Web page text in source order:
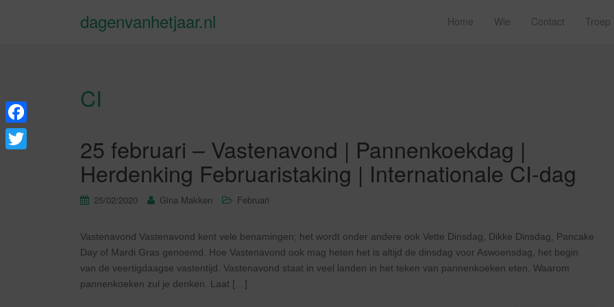
dagenvanhetjaar.nl Home Wie Contact Troep
CI
25 februari – Vastenavond | Pannenkoekdag |
Herdenking Februaristaking | Internationale CI-dag
25/02/2020 Gina Makken Februari
Vastenavond Vastenavond kent vele benamingen; het wordt onder andere ook Vette Dinsdag, Dikke Dinsdag, Pancake
Day of Mardi Gras genoemd. Hoe Vastenavond ook mag heten het is altijd de dinsdag voor Aswoensdag, het begin
van de veertigdaagse vastentijd. Vastenavond staat in veel landen in het teken van pannenkoeken eten. Waarom
pannenkoeken zul je denken. Laat […]
F